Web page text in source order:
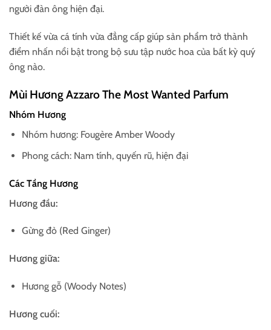
người đàn ông hiện đại.
Thiết kế vừa cá tính vừa đẳng cấp giúp sản phẩm trở thành
điểm nhấn nổi bật trong bộ sưu tập nước hoa của bất kỳ quý
ông nào.
Mùi Hương Azzaro The Most Wanted Parfum
Nhóm Hương
Nhóm hương: Fougère Amber Woody
Phong cách: Nam tính, quyến rũ, hiện đại
Các Tầng Hương
Hương đầu:
Gừng đỏ (Red Ginger)
Hương giữa:
Hương gỗ (Woody Notes)
Hương cuối: